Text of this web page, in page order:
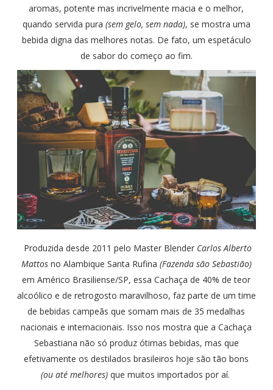
aromas, potente mas incrivelmente macia e o melhor,
quando servida pura (sem gelo, sem nada), se mostra uma
bebida digna das melhores notas. De fato, um espetáculo
de sabor do começo ao fim.
Produzida desde 2011 pelo Master Blender Carlos Alberto
Mattosno Alambique Santa Rufina (Fazenda são Sebastião)
em Américo Brasiliense/SP, essa Cachaça de 40% de teor
alcoólico e de retrogosto maravilhoso, faz parte de um time
de bebidas campeãs que somam mais de 35 medalhas
nacionais e internacionais. Isso nos mostra que a Cachaça
Sebastiana não só produz ótimas bebidas, mas que
efetivamente os destilados brasileiros hoje são tão bons
(ou até melhores)que muitos importados por aí.